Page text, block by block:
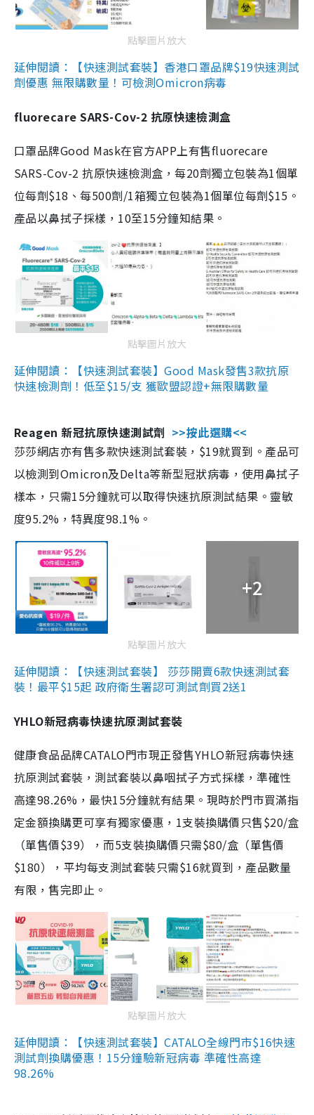
點擊圖片放大
延伸閱讀：【快速測試套裝】香港口罩品牌$19快速測試
劑優惠 無限購數量！可檢測Omicron病毒
fluorecare SARS-Cov-2 抗原快速檢測盒
口罩品牌Good Mask在官方APP上有售fluorecare
SARS-Cov-2 抗原快速檢測盒，每20劑獨立包裝為1個單
位每劑$18、每500劑/1箱獨立包裝為1個單位每劑$15。
產品以鼻拭子採樣，10至15分鐘知結果。
點擊圖片放大
延伸閱讀：【快速測試套裝】Good Mask發售3款抗原
快速檢測劑！低至$15/支 獲歐盟認證+無限購數量
Reagen 新冠抗原快速測試劑 >>按此選購<<
莎莎網店亦有售多款快速測試套裝，$19就買到。產品可
以檢測到Omicron及Delta等新型冠狀病毒，使用鼻拭子
樣本，只需15分鐘就可以取得快速抗原測試結果。靈敏
度95.2%，特異度98.1%。
+2
點擊圖片放大
延伸閱讀：【快速測試套裝】 莎莎開賣6款快速測試套
裝！最平$15起 政府衛生署認可測試劑買2送1
YHLO新冠病毒快速抗原測試套裝
健康食品品牌CATALO門市現正發售YHLO新冠病毒快速
抗原測試套裝，測試套裝以鼻咽拭子方式採樣，準確性
高達98.26%，最快15分鐘就有結果。現時於門市買滿指
定金額換購更可享有獨家優惠，1支裝換購價只售$20/盒
（單售價$39），而5支裝換購價只需$80/盒（單售價
$180），平均每支測試套裝只需$16就買到，產品數量
有限，售完即止。
點擊圖片放大
延伸閱讀：【快速測試套裝】CATALO全線門市$16快速
測試劑換購優惠！15分鐘驗新冠病毒 準確性高達
98.26%